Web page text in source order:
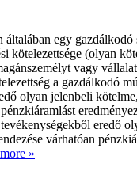
egy gazdálkodó
kötelezettsége (olyan
vagy
a gazdálkodó
olyan jelenbeli
eredő
várhatóan
»